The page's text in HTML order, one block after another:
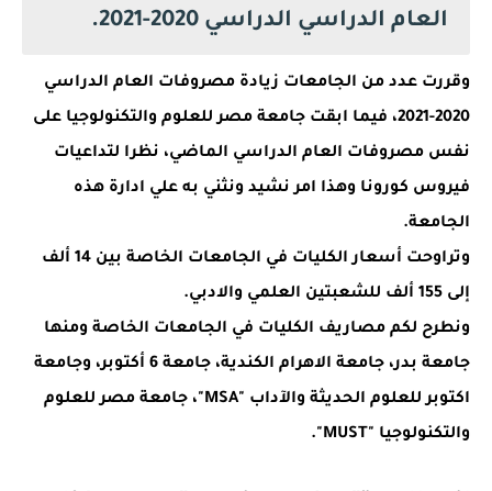
العام الدراسي الدراسي 2020-2021.
وقررت عدد من الجامعات زيادة مصروفات العام الدراسي
2020-2021، فيما ابقت جامعة مصر للعلوم والتكنولوجيا على
نفس مصروفات العام الدراسي الماضي، نظرا لتداعيات
فيروس كورونا وهذا امر نشيد ونثني به علي ادارة هذه
الجامعة.
وتراوحت أسعار الكليات في الجامعات الخاصة بين 14 ألف
إلى 155 ألف للشعبتين العلمي والادبي.
ونطرح لكم مصاريف الكليات في الجامعات الخاصة ومنها
جامعة بدر، جامعة الاهرام الكندية، جامعة 6 أكتوبر، وجامعة
اكتوبر للعلوم الحديثة والآداب "MSA"، جامعة مصر للعلوم
والتكنولوجيا "MUST".